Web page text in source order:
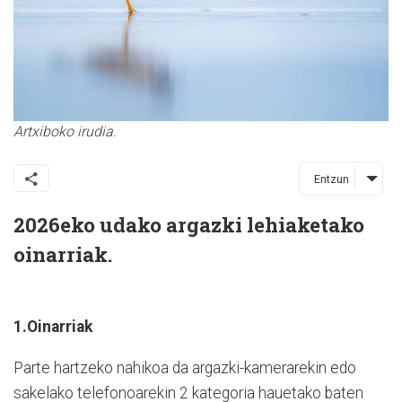
Artxiboko irudia.
Entzun
2026eko udako argazki lehiaketako
oinarriak.
1.Oinarriak
Parte hartzeko nahikoa da argazki-kamerarekin edo
sakelako telefonoarekin 2 kategoria hauetako baten